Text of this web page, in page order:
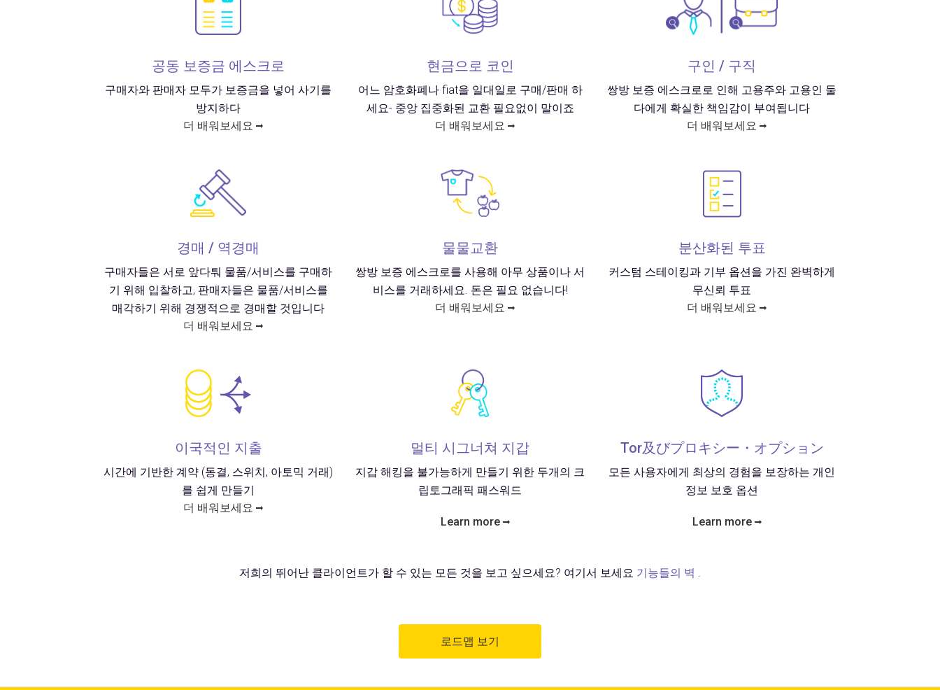
공동 보증금 에스크로
구매자와 판매자 모두가 보증금을 넣어 사기를
방지하다
더 배워보세요
현금으로 코인
어느 암호화폐나 fiat을 일대일로 구매/판매 하
세요- 중앙 집중화된 교환 필요없이 말이죠
더 배워보세요
구인 / 구직
쌍방 보증 에스크로로 인해 고용주와 고용인 둘
다에게 확실한 책임감이 부여됩니다
더 배워보세요
경매 / 역경매
구매자들은 서로 앞다퉈 물품/서비스를 구매하
기 위해 입찰하고, 판매자들은 물품/서비스를
매각하기 위해 경쟁적으로 경매할 것입니다
더 배워보세요
물물교환
쌍방 보증 에스크로를 사용해 아무 상품이나 서
비스를 거래하세요. 돈은 필요 없습니다!
더 배워보세요
분산화된 투표
커스텀 스테이킹과 기부 옵션을 가진 완벽하게
무신뢰 투표
더 배워보세요
이국적인 지출
시간에 기반한 계약 (동결, 스위치, 아토믹 거래)
를 쉽게 만들기
더 배워보세요
멀티 시그너쳐 지갑
지갑 해킹을 불가능하게 만들기 위한 두개의 크
립토그래픽 패스워드
Learn more
Tor及びプロキシー・オプション
모든 사용자에게 최상의 경험을 보장하는 개인
정보 보호 옵션
Learn more
저희의 뛰어난 클라이언트가 할 수 있는 모든 것을 보고 싶으세요? 여기서 보세요 기능들의 벽
로드맵 보기